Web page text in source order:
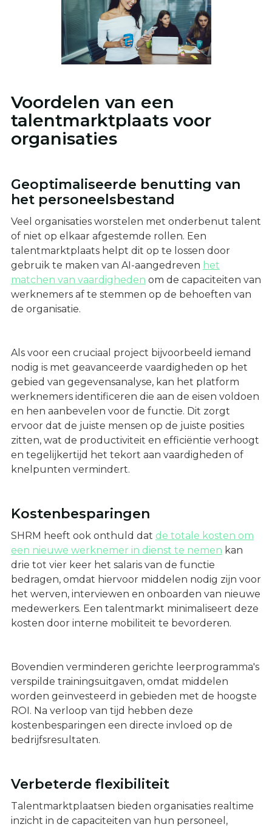
Voordelen van een
talentmarktplaats voor
organisaties
Geoptimaliseerde benutting van
het personeelsbestand
Veel organisaties worstelen met onderbenut talent
of niet op elkaar afgestemde rollen. Een
talentmarktplaats helpt dit op te lossen door
gebruik te maken van AI-aangedreven het
matchen van vaardigheden om de capaciteiten van
werknemers af te stemmen op de behoeften van
de organisatie.
Als voor een cruciaal project bijvoorbeeld iemand
nodig is met geavanceerde vaardigheden op het
gebied van gegevensanalyse, kan het platform
werknemers identificeren die aan de eisen voldoen
en hen aanbevelen voor de functie. Dit zorgt
ervoor dat de juiste mensen op de juiste posities
zitten, wat de productiviteit en efficiëntie verhoogt
en tegelijkertijd het tekort aan vaardigheden of
knelpunten vermindert.
Kostenbesparingen
SHRM heeft ook onthuld dat de totale kosten om
een nieuwe werknemer in dienst te nemen kan
drie tot vier keer het salaris van de functie
bedragen, omdat hiervoor middelen nodig zijn voor
het werven, interviewen en onboarden van nieuwe
medewerkers. Een talentmarkt minimaliseert deze
kosten door interne mobiliteit te bevorderen.
Bovendien verminderen gerichte leerprogramma's
verspilde trainingsuitgaven, omdat middelen
worden geïnvesteerd in gebieden met de hoogste
ROI. Na verloop van tijd hebben deze
kostenbesparingen een directe invloed op de
bedrijfsresultaten.
Verbeterde flexibiliteit
Talentmarktplaatsen bieden organisaties realtime
inzicht in de capaciteiten van hun personeel,